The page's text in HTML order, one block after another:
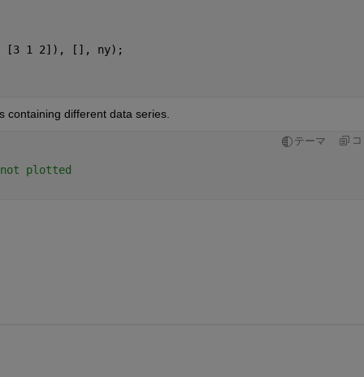
[3 1 2]), [], ny);
different data series.
テーマ
plotted